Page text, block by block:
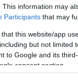
This information may
Participants that may
that this website/app
but not limited
to Google and its
consent section.
σειρά θα
στη
να
κορεάτικη